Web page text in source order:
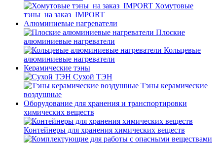
Хомутовые
тэны_на заказ_IMPORT
Алюминиевые нагреватели
Плоские
алюминиевые нагреватели
Кольцевые
алюминиевые нагреватели
Керамические тэны
Сухой ТЭН
Тэны керамические
воздушные
Оборудование для хранения и транспортировки
химических веществ
Контейнеры для хранения химических веществ